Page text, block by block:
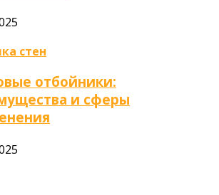
стен
отбойники:
и сферы